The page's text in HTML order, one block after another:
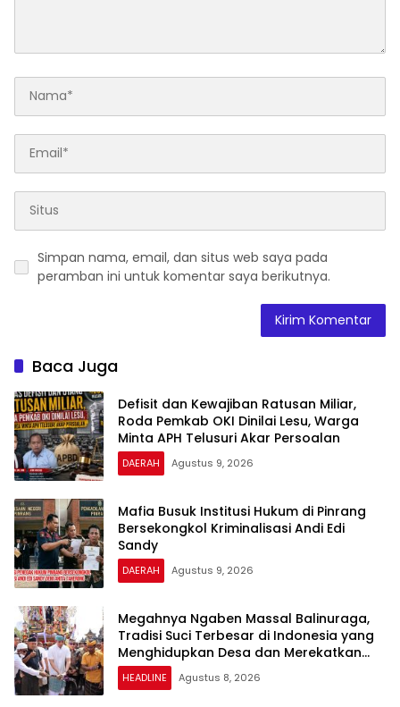
Simpan nama, email, dan situs web saya pada
peramban ini untuk komentar saya berikutnya.
Baca Juga
Defisit dan Kewajiban Ratusan Miliar,
Roda Pemkab OKI Dinilai Lesu, Warga
Minta APH Telusuri Akar Persoalan
DAERAH Agustus 9, 2026
Mafia Busuk Institusi Hukum di Pinrang
Bersekongkol Kriminalisasi Andi Edi
Sandy
DAERAH Agustus 9, 2026
Megahnya Ngaben Massal Balinuraga,
Tradisi Suci Terbesar di Indonesia yang
Menghidupkan Desa dan Merekatkan
Ikatan Keluarga
HEADLINE Agustus 8, 2026